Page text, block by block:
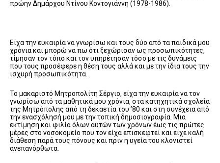
πρώην Δημάρχου Ντίνου Κοντογιάννη (1978-1986).
Είχα την ευκαιρία να γνωρίσω και τους δύο από τα παιδικά μου
χρόνια και μπορώ να πω ότι ξεχώρισαν ως προσωπικότητες,
τίμησαν τον τόπο και τον υπηρέτησαν τόσο με τις δυνάμεις
που τους προσέφερε η θέση τους αλλά και με την ίδια τους την
ισχυρή προσωπικότητα.
Το μακαριστό Μητροπολίτη Σέργιο, είχα την ευκαιρία να τον
γνωρίσω από τα μαθητικά μου χρόνια, στα κατηχητικά σχολεία
της Μητρόπολης από τη δεκαετία του ’80 και στη συνέχεια από
την ενασχόλησή μου με την τοπική δημοσιογραφία. Μια
εκτίμηση και φιλία όλων αυτών των χρόνων έως τις πρώτες
μέρες στο νοσοκομείο που τον είχα επισκεφτεί και είχε καλή
διάθεση παρά τους πόνους και πριν η υγεία του κλονιστεί
ανεπανόρθωτα.